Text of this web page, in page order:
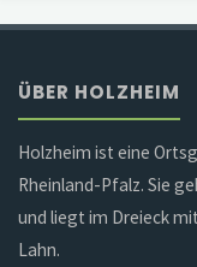
ÜBER HOLZHEIM
Holzheim ist eine
Rheinland-Pfalz. Sie
und liegt im Dreieck
Lahn.